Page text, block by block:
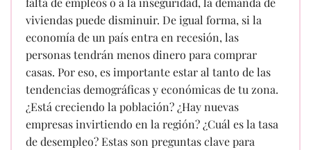
viviendas puede disminuir. De igual forma, si la
economía de un país entra en recesión, las
personas tendrán menos dinero para comprar
casas. Por eso, es importante estar al tanto de las
tendencias demográficas y económicas de tu zona.
¿Está creciendo la población? ¿Hay nuevas
empresas invirtiendo en la región? ¿Cuál es la tasa
de desempleo? Estas son preguntas clave para